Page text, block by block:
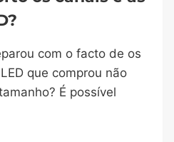
com o facto de os
que comprou não
É possível